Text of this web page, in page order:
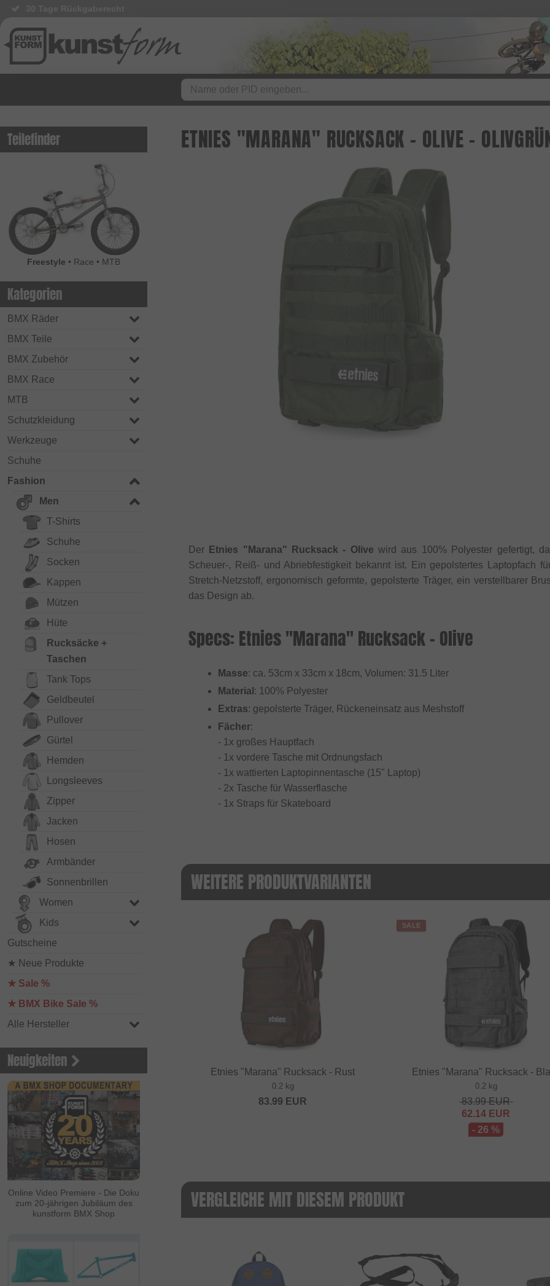
Teilefinder
Freestyle • Race • MTB
Kategorien
BMX Räder
BMX Teile
BMX Zubehör
BMX Race
MTB
Schutzkleidung
Werkzeuge
Schuhe
Fashion
Men
T-Shirts
Schuhe
Socken
Kappen
Mützen
Hüte
Rucksäcke +
Taschen
Tank Tops
Geldbeutel
Pullover
Gürtel
Hemden
Long­sleeves
Zipper
Jacken
Hosen
Armbänder
Sonnenbrillen
Women
Kids
Gutscheine
★ Neue Produkte
★ Sale %
★ BMX Bike Sale %
Alle Hersteller
Neuigkeiten
Online Video Premiere - Die Doku
zum 20-jährigen Jubiläum des
kunstform BMX Shop
ETNIES "MARANA" RUCKSACK - OLIVE -
Der Etnies "Marana" Rucksack - Olive wird aus 100% Polyester gefertigt,
Scheuer-, Reiß- und Abriebfestigkeit bekannt ist. Ein gepolstertes Laptopfach
Stretch-Netzstoff, ergonomisch geformte, gepolsterte Träger, ein verstellbarer
das Design ab.
Specs: Etnies "Marana" Rucksack - Olive
Masse: ca. 53cm x 33cm x 18cm, Volumen: 31.5 Liter
Material : 100% Polyester
Extras: gepolsterte Träger, Rückeneinsatz aus Meshstoff
Fächer:
- 1x großes Hauptfach
- 1x vordere Tasche mit Ordnungsfach
- 1x wattierten Laptopinnentasche (15" Laptop)
- 2x Tasche für Wasserflasche
- 1x Straps für Skateboard
WEITERE PRODUKTVARIANTEN
Etnies "Marana" Rucksack - Rust
0.2 kg
83.99 EUR
SALE
Etnies "Marana" Rucksack -
0.2 kg
83.99EUR
62.14 EUR
- 26 %
VERGLEICHE MIT DIESEM PRODUKT